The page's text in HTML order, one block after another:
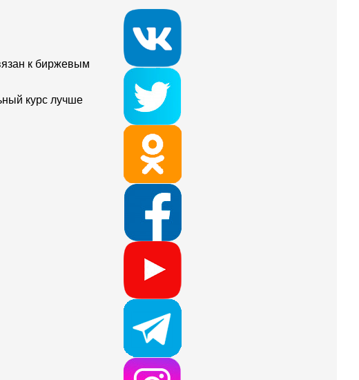
к биржевым
курс лучше